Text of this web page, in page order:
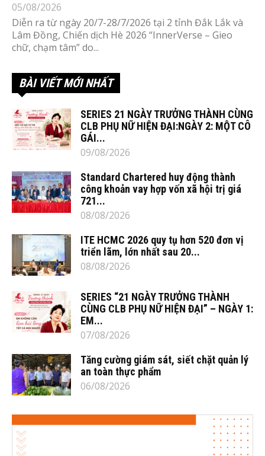
05/08/2026
Diễn ra từ ngày 20/7-28/7/2026 tại 2 tỉnh Đắk Lắk và
Lâm Đồng, Chiến dịch Hè 2026 “InnerVerse – Gieo
chữ, chạm tâm” do...
BÀI VIẾT MỚI NHẤT
SERIES 21 NGÀY TRƯỞNG THÀNH CÙNG
CLB PHỤ NỮ HIỆN ĐẠI:NGÀY 2: MỘT CÔ
GÁI...
09/08/2026
Standard Chartered huy động thành
công khoản vay hợp vốn xã hội trị giá
721...
08/08/2026
ITE HCMC 2026 quy tụ hơn 520 đơn vị
triển lãm, lớn nhất sau 20...
08/08/2026
SERIES “21 NGÀY TRƯỞNG THÀNH
CÙNG CLB PHỤ NỮ HIỆN ĐẠI” – NGÀY 1:
EM...
07/08/2026
Tăng cường giám sát, siết chặt quản lý
an toàn thực phẩm
06/08/2026